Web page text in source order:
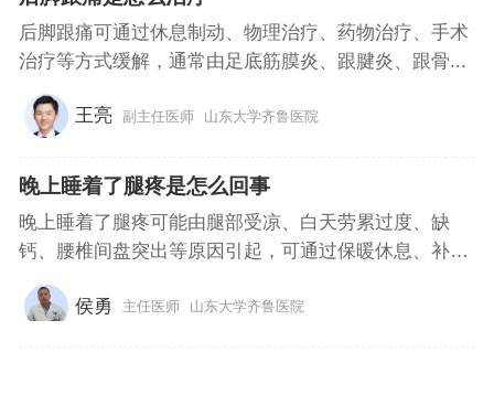
后脚跟痛可通过休息制动、物理治疗、药物治疗、手术
治疗等方式缓解，通常由足底筋膜炎、跟腱炎、跟骨...
王亮 副主任医师 山东大学齐鲁医院
晚上睡着了腿疼是怎么回事
晚上睡着了腿疼可能由腿部受凉、白天劳累过度、缺
钙、腰椎间盘突出等原因引起，可通过保暖休息、补
充...
侯勇
主任医师 山东大学齐鲁医院